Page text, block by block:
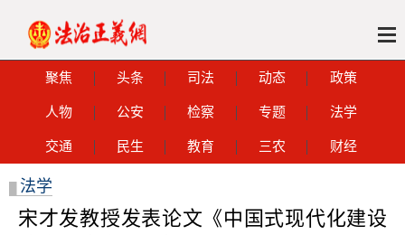
聚焦 头条 司法 动态 政策
人物 公安 检察 专题 法学
交通 民生 教育 三农 财经
法学
宋才发教授发表论文《中国式现代化建设